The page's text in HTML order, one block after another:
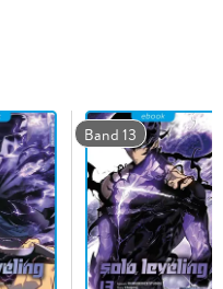
Band 13